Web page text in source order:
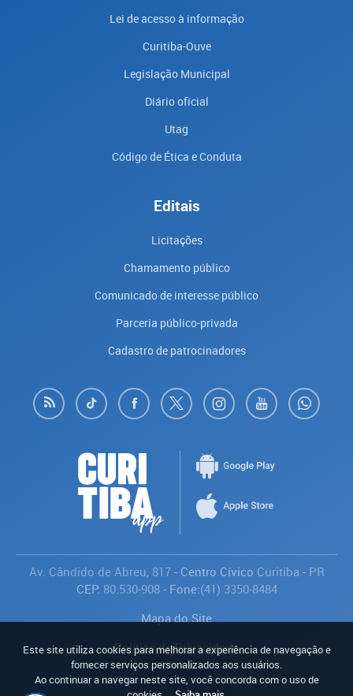
Lei de acesso à informação
Curitiba-Ouve
Legislação Municipal
Diário oficial
Utag
Código de Ética e Conduta
Editais
Licitações
Chamamento público
Comunicado de interesse público
Parceria público-privada
Cadastro de patrocinadores
Av. Cândido de Abreu, 817- Centro Cívico Curitiba - PR
CEP: 80.530-908- Fone:(41) 3350-8484
Mapa do Site
Política de Privacidade
Avaliar
Este site utiliza cookies para melhorar a experiência de navegação e
fornecer serviços personalizados aos usuários.
Ao continuar a navegar neste site, você concorda com o uso de